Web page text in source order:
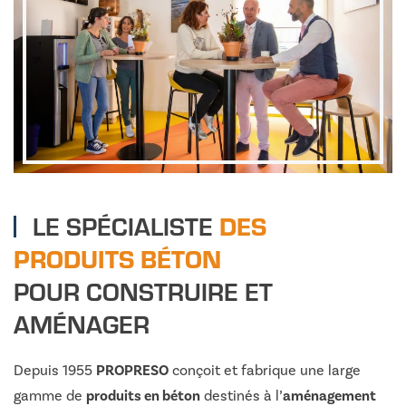
LE SPÉCIALISTE DES
PRODUITS BÉTON
POUR CONSTRUIRE ET
AMÉNAGER
Depuis 1955 PROPRESO conçoit et fabrique une large
gamme de produits en béton destinés à l’aménagement